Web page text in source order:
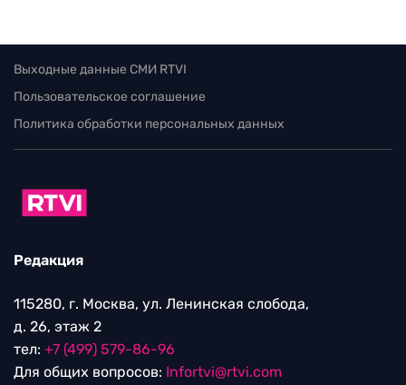
Выходные данные СМИ RTVI
Пользовательское соглашение
Политика обработки персональных данных
Редакция
115280, г. Москва, ул. Ленинская слобода,
д. 26, этаж 2
тел: +7 (499) 579-86-96
Для общих вопросов: Infortvi@rtvi.com